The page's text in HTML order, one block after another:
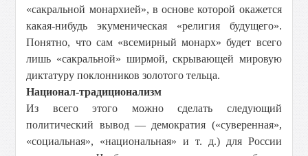
«сакральной монархией», в основе которой окажется
какая-нибудь экуменическая «религия будущего».
Понятно, что сам «всемирный монарх» будет всего
лишь «сакральной» ширмой, скрывающей мировую
диктатуру поклонников золотого тельца.
Национал-традиционализм
Из всего этого можно сделать следующий
политический вывод — демократия («суверенная»,
«социальная», «национальная» и т. д.) для России